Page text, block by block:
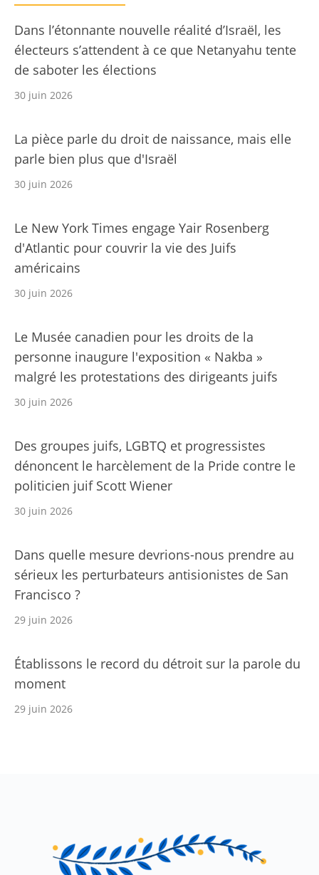
Dans l’étonnante nouvelle réalité d’Israël, les
électeurs s’attendent à ce que Netanyahu tente
de saboter les élections
30 juin 2026
La pièce parle du droit de naissance, mais elle
parle bien plus que d'Israël
30 juin 2026
Le New York Times engage Yair Rosenberg
d'Atlantic pour couvrir la vie des Juifs
américains
30 juin 2026
Le Musée canadien pour les droits de la
personne inaugure l'exposition « Nakba »
malgré les protestations des dirigeants juifs
30 juin 2026
Des groupes juifs, LGBTQ et progressistes
dénoncent le harcèlement de la Pride contre le
politicien juif Scott Wiener
30 juin 2026
Dans quelle mesure devrions-nous prendre au
sérieux les perturbateurs antisionistes de San
Francisco ?
29 juin 2026
Établissons le record du détroit sur la parole du
moment
29 juin 2026